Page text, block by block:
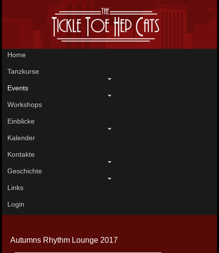
Home
Tanzkurse
Events
Workshops
Einblicke
Kalender
Kontakte
Geschichte
Links
Login
Autumns Rhythm Lounge 2017